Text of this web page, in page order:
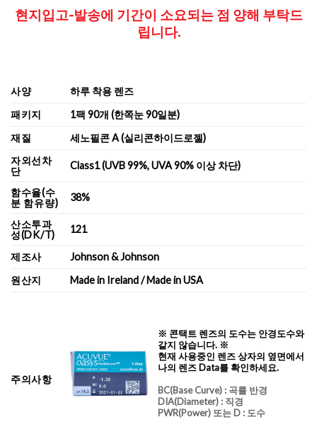
현지입고-발송에 기간이 소요되는 점 양해 부탁드
립니다.
사양
하루 착용 렌즈
패키지
1팩 90개 (한쪽눈 90일분)
재질
세노필콘 A (실리콘하이드로젤)
자외선차
단
Class1 (UVB 99%, UVA 90% 이상 차단)
함수율(수
분 함유량)
38%
산소투과
성(DK/T)
121
제조사
Johnson & Johnson
원산지
Made in Ireland / Made in USA
주의사항
※ 콘택트 렌즈의 도수는 안경도수와
같지 않습니다. ※
현재 사용중인 렌즈 상자의 옆면에서
나의 렌즈 Data를 확인하세요.
BC(Base Curve): 곡률 반경
DIA(Diameter) : 직경
PWR(Power) 또는 D : 도수